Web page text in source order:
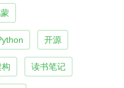
开源
读书笔记